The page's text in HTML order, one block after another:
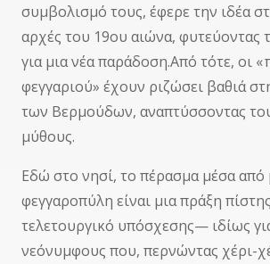
συμβολισμό τους, έφερε την ιδέα
αρχές του 19ου αιώνα, φυτεύοντας
για μια νέα παράδοση.Από τότε, οι «
φεγγαριού» έχουν ριζώσει βαθιά
των Βερμούδων, αναπτύσσοντας
μύθους.
Εδώ στο νησί, το πέρασμα μέσα από
φεγγαροπύλη είναι μια πράξη
τελετουργικό υπόσχεσης— ιδίως
νεόνυμφους που, περνώντας χέρι-